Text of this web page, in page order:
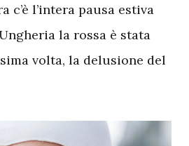
c’è l’intera pausa estiva
la rossa è stata
volta, la delusione del